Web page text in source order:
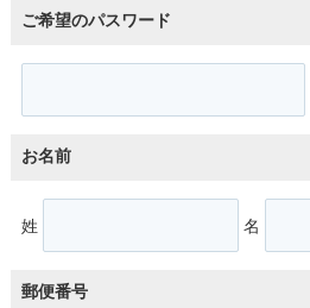
ご希望のパスワード
お名前
姓 名
郵便番号